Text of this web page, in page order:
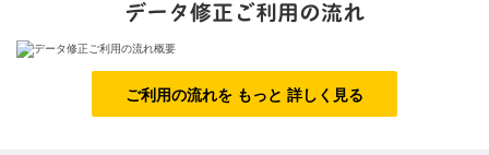
データ修正ご利用の流れ
ご利用の流れを もっと 詳しく見る